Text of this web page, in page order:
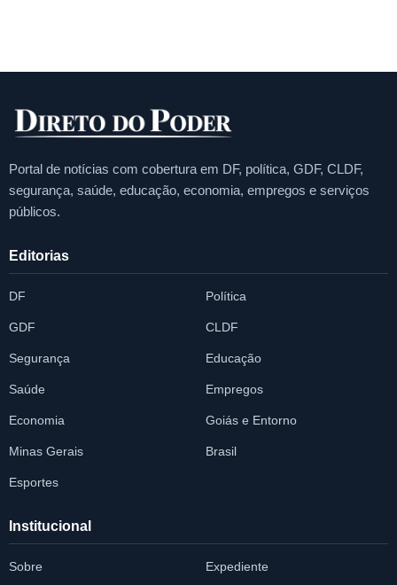
Portal de notícias com cobertura em DF, política, GDF, CLDF,
segurança, saúde, educação, economia, empregos e serviços
públicos.
Editorias
DF Política
GDF CLDF
Segurança Educação
Saúde Empregos
Economia Goiás e Entorno
Minas Gerais Brasil
Esportes
Institucional
Sobre Expediente